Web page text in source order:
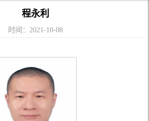
程永利
时间：2021-10-08